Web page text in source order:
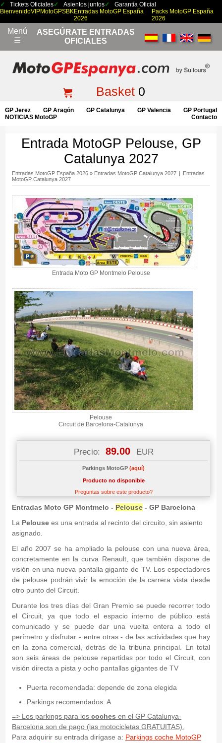
Tickets Oficiales Asientos juntos
Garantía Oficial
BienvenidoVIPMotoGPSBKEntradas MotoGP España
2026
Packs MotoGP España
2026
Menú
☰
ASEGÚRATE ENTRADAS
OFICIALES
Basket0
GP Jerez GP Aragón GP Catalunya GP Valencia
GP Portugal
NOTICIAS MotoGP
Contacto
Entrada MotoGP Pelouse, GP
Catalunya 2027
Entradas MotoGP España 2026» Entradas MotoGP Catalunya 2027 | Entradas
MotoGP Catalunya 2027
Entrada Moto GP Montmelo Pelouse
Pelouse
Circuit de Barcelona-Catalunya
Precio: 89.00 EUR
Parkings MotoGP(aquí)
Producto no disponible
Preguntas sobre este producto?
Entradas Moto GP Montmelo - Pelouse- GP Barcelona
La Pelousees una entrada al recinto del circuito, sin asiento
asignado.
El año 2007 se ha ampliado la pelouse con una nueva área,
concretamente en la curva Renault, que también dispone de
visión en una nueva pantalla gigante de TV. Los espectadores
de pelouse podrán vivir la emoción de la carrera vista desde
otro punto del Circuit.
Durante los tres días del Gran Premio se puede recorrer todo
el Circuit, ya que todo el espacio interno de público está
comunicado y se puede dar una vuelta entera a todo el
perímetro y disfrutar - entre otras - de las actividades que hay
en la zona comercial, detrás de la tribuna principal. En total
son seis áreas de pelouse repartidas por todo el Circuit, con
visión directa a pista y ocho pantallas gigantes de TV
Puerta recomendada: depende de zona elegida
Parkings recomendados: A
=> Los parkings para los coches en el GP Catalunya-
Barcelona son de pago (las motocicletas GRATUITAS).
Para adquirir su entrada dirígase a: Parkings coche MotoGP